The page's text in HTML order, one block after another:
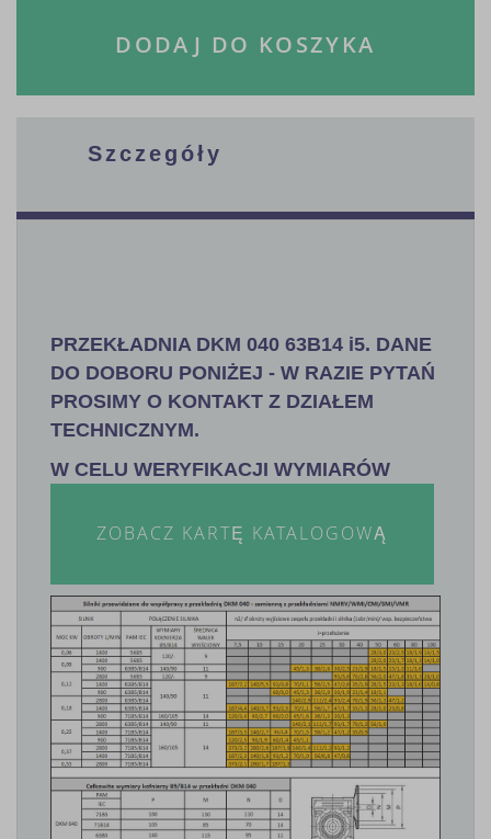
DODAJ DO KOSZYKA
Szczegóły
PRZEKŁADNIA DKM 040 63B14 i5. DANE
DO DOBORU PONIŻEJ - W RAZIE PYTAŃ
PROSIMY O KONTAKT Z DZIAŁEM
TECHNICZNYM.
W CELU WERYFIKACJI WYMIARÓW
ZOBACZ KARTĘ KATALOGOWĄ